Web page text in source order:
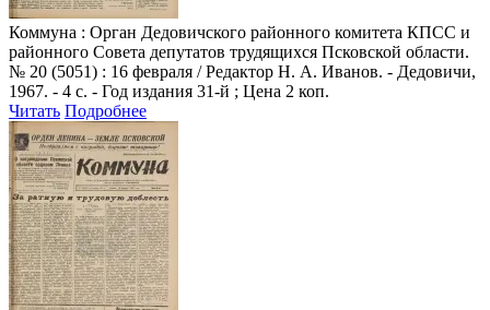
Коммуна : Орган Дедовичского районного комитета КПСС и
районного Совета депутатов трудящихся Псковской области.
№ 20 (5051) : 16 февраля / Редактор Н. А. Иванов. - Дедовичи,
1967. - 4 с. - Год издания 31-й ; Цена 2 коп.
Читать Подробнее